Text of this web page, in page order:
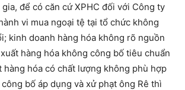
để có căn cứ XPHC đối với Công ty
vi mua ngoại tệ tại tổ chức không
kinh doanh hàng hóa không rõ nguồn
hàng hóa không công bố tiêu chuẩn
hàng hóa có chất lượng không phù hợp
bố áp dụng và xử phạt ông Rê thì